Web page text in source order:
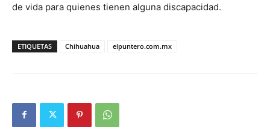
de vida para quienes tienen alguna discapacidad.
ETIQUETAS Chihuahua elpuntero.com.mx